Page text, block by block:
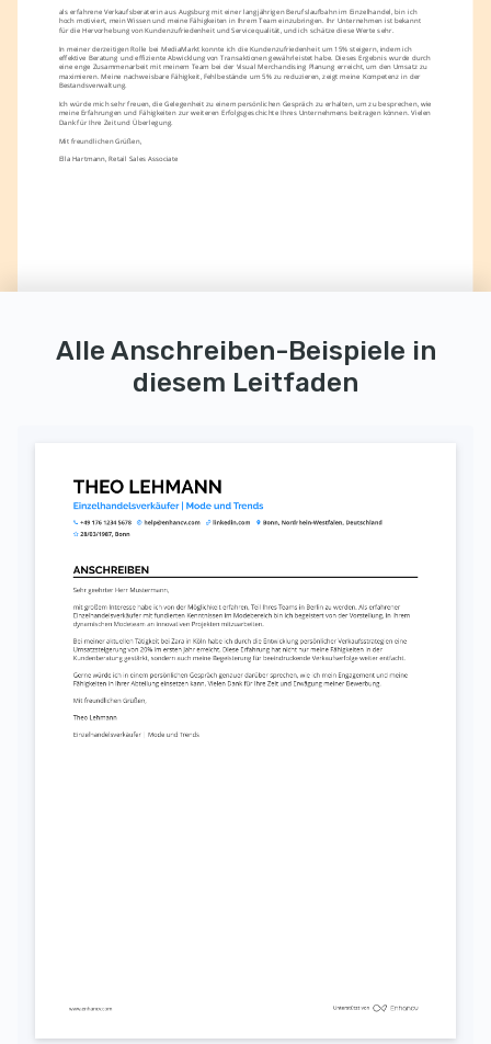
als erfahrene Verkaufsberaterin aus Augsburg mit einer langjährigen Berufslaufbahn im Einzelhandel, bin ich
hoch motiviert, mein Wissen und meine Fähigkeiten in Ihrem Team einzubringen. Ihr Unternehmen ist bekannt
für die Hervorhebung von Kundenzufriedenheit und Servicequalität, und ich schätze diese Werte sehr.
In meiner derzeitigen Rolle bei MediaMarkt konnte ich die Kundenzufriedenheit um 15% steigern, indem ich
effektive Beratung und effiziente Abwicklung von Transaktionen gewährleistet habe. Dieses Ergebnis wurde durch
eine enge Zusammenarbeit mit meinem Team bei der Visual Merchandising Planung erreicht, um den Umsatz zu
maximieren. Meine nachweisbare Fähigkeit, Fehlbestände um 5% zu reduzieren, zeigt meine Kompetenz in der
Bestandsverwaltung.
Ich würde mich sehr freuen, die Gelegenheit zu einem persönlichen Gespräch zu erhalten, um zu besprechen, wie
meine Erfahrungen und Fähigkeiten zur weiteren Erfolgsgeschichte Ihres Unternehmens beitragen können. Vielen
Dank für Ihre Zeit und Überlegung.
Mit freundlichen Grüßen,
Ella Hartmann, Retail Sales Associate
Alle Anschreiben-Beispiele in
diesem Leitfaden